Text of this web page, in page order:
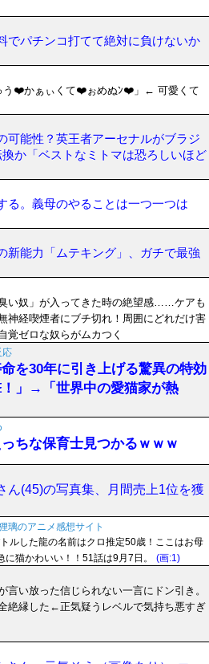
でパチンコ打てて絶対に負けないか
う❤️かぁぃくて❤️ぉめぬﾝ❤️」← 可愛くて
可能性？英王者アーセナルがブラジ
か「ベストなミトマは恐ろしいほど
る。義母のやることは一つ一つは
新能力「ムテキング」、ガチで最強
い奴」が入ってきた時の絶望感……ケアも
神経喫煙者にブチ切れ！周囲にどれだけ害
覚ゼロな奴らがムカつく
応
を30年に引き上げる驚異の特効
」→「世界中の愛猫家が熱
ちな保育士見つかるｗｗｗ
ん(45)の写真集、月間売上1位を獲
璃のアニメ感想サイト
ルした龍の名前はクロ推定50歳！ここはお母
猫かわいい！！51話は9月7日。
(画:1)
言い放った信じられない一言にドン引き。
絶縁した←正気疑うレベルで気持ち悪すぎ